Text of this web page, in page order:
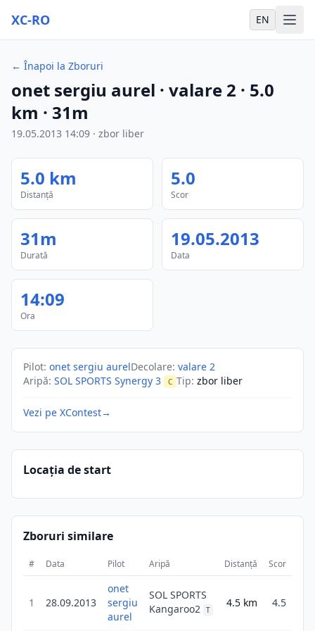
XC-RO EN
← Înapoi la Zboruri
onet sergiu aurel · valare 2 · 5.0
km · 31m
19.05.2013 14:09 · zbor liber
5.0 km
Distanță
5.0
Scor
31m
Durată
19.05.2013
Data
14:09
Ora
Pilot: onet sergiu aurelDecolare: valare 2
Aripă: SOL SPORTS Synergy 3 C Tip: zbor liber
Vezi pe XContest→
Locația de start
Zboruri similare
# Data Pilot Aripă Distanță Scor
1 28.09.2013
onet
sergiu
aurel
SOL SPORTS
Kangaroo2 T
4.5 km 4.5